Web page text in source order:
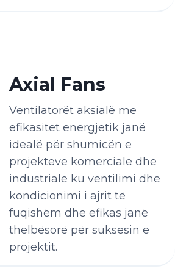
Axial Fans
Ventilatorët aksialë me
efikasitet energjetik janë
idealë për shumicën e
projekteve komerciale dhe
industriale ku ventilimi dhe
kondicionimi i ajrit të
fuqishëm dhe efikas janë
thelbësorë për suksesin e
projektit.